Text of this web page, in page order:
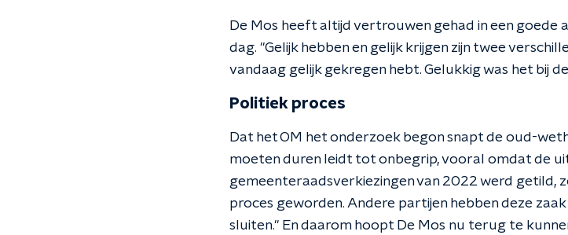
De Mos heeft altijd vertrouwen gehad in een goede
dag. "Gelijk hebben en gelijk krijgen zijn twee
vandaag gelijk gekregen hebt. Gelukkig was het bij
Politiek proces
Dat het OM het onderzoek begon snapt de oud-
moeten duren leidt tot onbegrip, vooral omdat de
gemeenteraadsverkiezingen van 2022 werd getild,
proces geworden. Andere partijen hebben deze
sluiten." En daarom hoopt De Mos nu terug te